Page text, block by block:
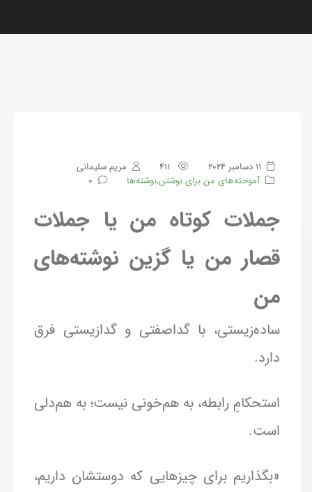
11 دسامبر 2024
مریم سلیمانی
آموخته‌های من برای نوشتن,نوشته‌ها 0
جملات کوتاه من یا جملات
قصار من یا گزین نوشته‌های
من
ساده‌زیستی، با گداصفتی و گدازیستی فرق
دارد.
استحکامِ رابطه، به هم‌خونی نیست؛ به هم‌دلی
است.
«بگذاریم برای چیزهایی که دوستشان داریم،